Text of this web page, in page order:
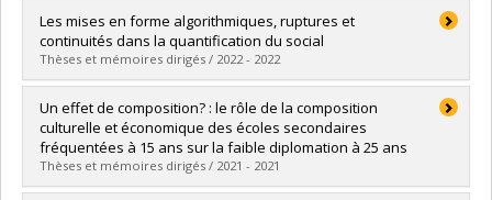
Diplômé(e) : Vila Masse, Samantha
Cycle :Doctorat
Diplôme obtenu :Ph. D.
Lien vers le document dans Papyrus
Les mises en forme algorithmiques, ruptures et
continuités dans la quantification du social
Thèses et mémoires dirigés / 2022 - 2022
Diplômé(e) :Lareau, Justine
Cycle :Maîtrise
Diplôme obtenu :M. Sc.
Lien vers le document dans Papyrus
Un effet de composition? : le rôle de la composition
culturelle et économique des écoles secondaires
fréquentées à 15 ans sur la faible diplomation à 25 ans
Thèses et mémoires dirigés / 2021 - 2021